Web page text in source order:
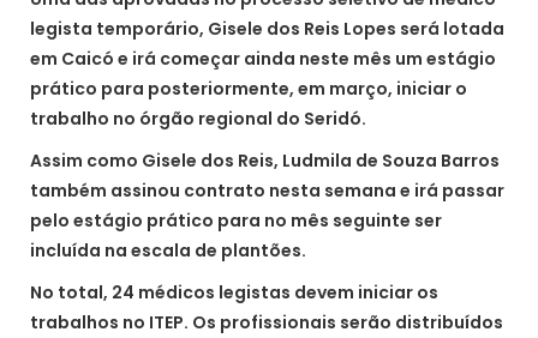
legista temporário, Gisele dos Reis Lopes será lotada
em Caicó e irá começar ainda neste mês um estágio
prático para posteriormente, em março, iniciar o
trabalho no órgão regional do Seridó.
Assim como Gisele dos Reis, Ludmila de Souza Barros
também assinou contrato nesta semana e irá passar
pelo estágio prático para no mês seguinte ser
incluída na escala de plantões.
No total, 24 médicos legistas devem iniciar os
trabalhos no ITEP. Os profissionais serão distribuídos